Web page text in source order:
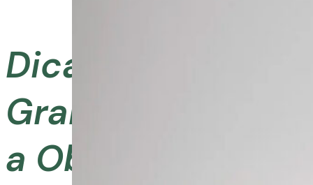
Dica Bônus
Grandha: Ativos
a Observar no